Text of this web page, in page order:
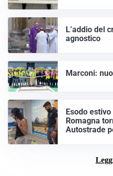
L’addio del
agnostico
Marconi:
Esodo
Romagna
Autostrade